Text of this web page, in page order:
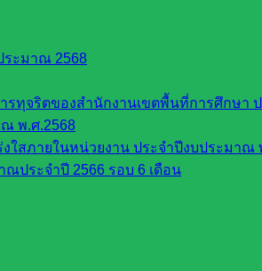
ระมาณ 2568
รทุจริตของสำนักงานเขตพื้นที่การศึกษา
ณ พ.ศ.2568
ใสภายในหน่วยงาน ประจำปีงบประมาณ
ประจำปี 2566 รอบ 6 เดือน